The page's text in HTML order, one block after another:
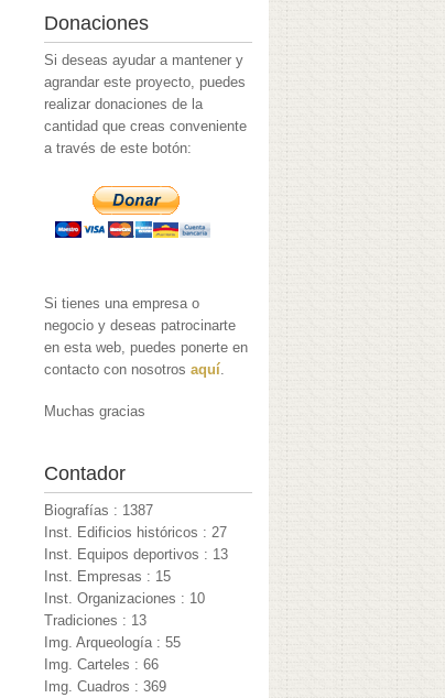
Donaciones
Si deseas ayudar a mantener y
agrandar este proyecto, puedes
realizar donaciones de la
cantidad que creas conveniente
a través de este botón:
Si tienes una empresa o
negocio y deseas patrocinarte
en esta web, puedes ponerte en
contacto con nosotrosaquí.
Muchas gracias
Contador
Biografías : 1387
Inst. Edificios históricos : 27
Inst. Equipos deportivos : 13
Inst. Empresas : 15
Inst. Organizaciones : 10
Tradiciones : 13
Img. Arqueología : 55
Img. Carteles : 66
Img. Cuadros : 369